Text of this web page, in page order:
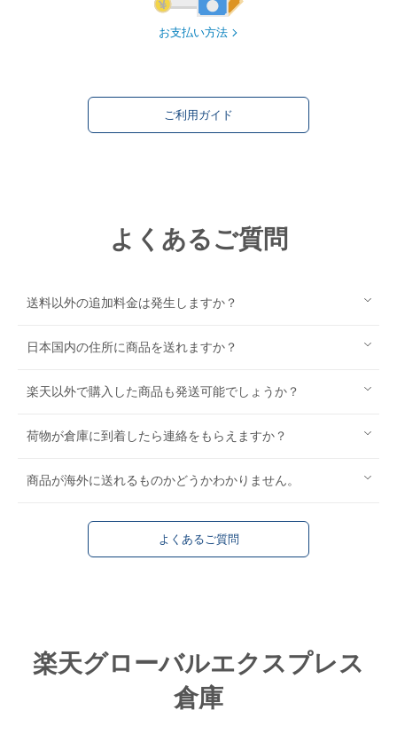
お支払い方法
ご利用ガイド
よくあるご質問
送料以外の追加料金は発生しますか？
日本国内の住所に商品を送れますか？
楽天以外で購入した商品も発送可能でしょうか？
荷物が倉庫に到着したら連絡をもらえますか？
商品が海外に送れるものかどうかわかりません。
よくあるご質問
楽天グローバルエクスプレス
倉庫